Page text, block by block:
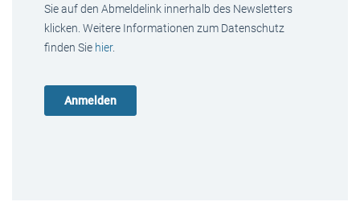
Sie auf den Abmeldelink innerhalb des Newsletters
klicken. Weitere Informationen zum Datenschutz
finden Sie hier.